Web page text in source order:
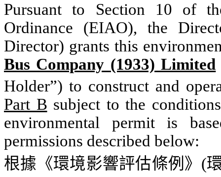
Pursuant to Section 10 of
Ordinance (EIAO), the
Director) grants this
Bus Company (1933) Limited
Holder”) to construct and
Part B subject to the
environmental permit is
permissions described below:
根據《環境影響評估條例》 (